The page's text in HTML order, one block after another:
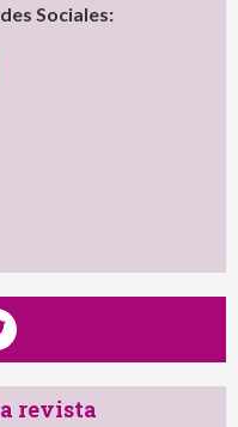
Sociales:
revista